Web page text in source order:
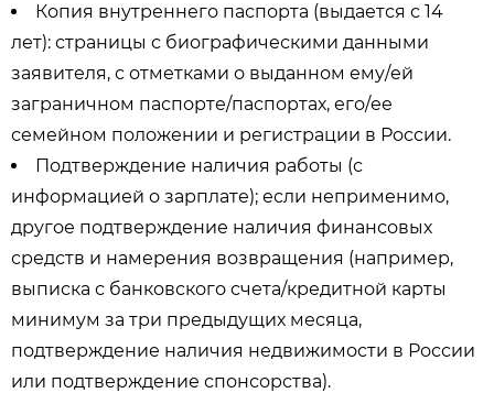
Копия внутреннего паспорта (выдается с 14
лет): страницы с биографическими данными
заявителя, с отметками о выданном ему/ей
заграничном паспорте/паспортах, его/ее
семейном положении и регистрации в России.
Подтверждение наличия работы (с
информацией о зарплате); если неприменимо,
другое подтверждение наличия финансовых
средств и намерения возвращения (например,
выписка с банковского счета/кредитной карты
минимум за три предыдущих месяца,
подтверждение наличия недвижимости в России
или подтверждение спонсорства).